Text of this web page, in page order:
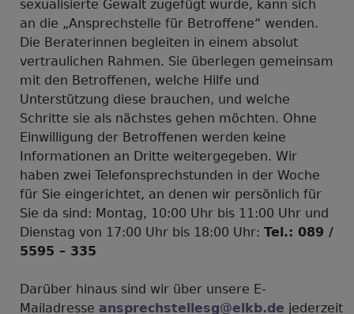
sexualisierte Gewalt zugefügt wurde, kann sich
an die „Ansprechstelle für Betroffene“ wenden.
Die Beraterinnen begleiten in einem absolut
vertraulichen Rahmen. Sie überlegen gemeinsam
mit den Betroffenen, welche Hilfe und
Unterstützung diese brauchen, und welche
Schritte sie als nächstes gehen möchten. Ohne
Einwilligung der Betroffenen werden keine
Informationen an Dritte weitergegeben. Wir
haben zwei Telefonsprechstunden in der Woche
für Sie eingerichtet, an denen wir persönlich für
Sie da sind: Montag, 10:00 Uhr bis 11:00 Uhr und
Dienstag von 17:00 Uhr bis 18:00 Uhr: Tel.: 089 /
5595 – 335
Darüber hinaus sind wir über unsere E-
Mailadresse ansprechstellesg@elkb.de jederzeit